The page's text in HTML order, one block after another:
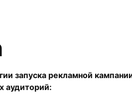
запуска рекламной
аудиторий: